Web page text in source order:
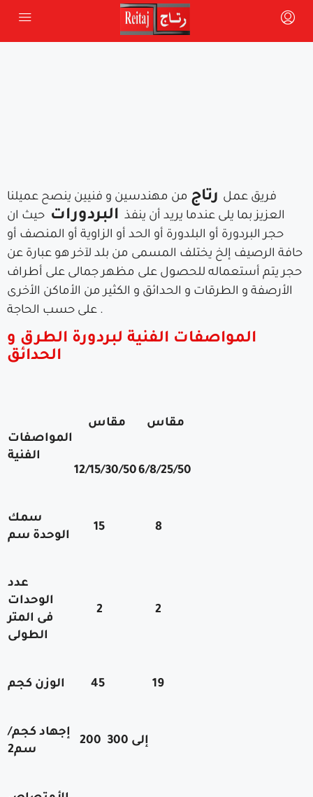
فريق عمل رتاج من مهندسين و فنيين ينصح عميلنا
العزيز بما يلى عندما يريد أن ينفذ البردورات حيث ان
حجر البردورة أو البلدورة أو الحد أو الزاوية أو المنصف أو
حافة الرصيف إلخ يختلف المسمى من بلد لآخر هو عبارة عن
حجر يتم أستعماله للحصول على مظهر جمالى على أطراف
الأرصفة و الطرقات و الحدائق و الكثير من الأماكن الأخرى
على حسب الحاجة .
المواصفات الفنية لبردورة الطرق و
الحدائق
المواصفات
الفنية
مقاس مقاس
12/15/30/506/8/25/50
سمك
الوحدة سم
15 8
عدد
الوحدات
فى المتر
الطولى
2 2
الوزن كجم 45 19
إجهاد كجم/
سم2
200 إلى 300